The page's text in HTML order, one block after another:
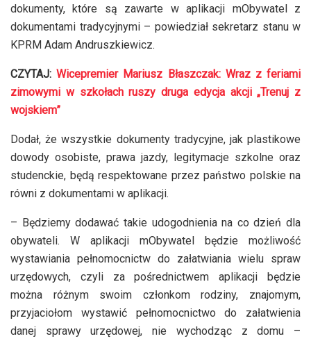
dokumenty, które są zawarte w aplikacji mObywatel z
dokumentami tradycyjnymi – powiedział sekretarz stanu w
KPRM Adam Andruszkiewicz.
CZYTAJ:Wicepremier Mariusz Błaszczak: Wraz z feriami
zimowymi w szkołach ruszy druga edycja akcji „Trenuj z
wojskiem”
Dodał, że wszystkie dokumenty tradycyjne, jak plastikowe
dowody osobiste, prawa jazdy, legitymacje szkolne oraz
studenckie, będą respektowane przez państwo polskie na
równi z dokumentami w aplikacji.
– Będziemy dodawać takie udogodnienia na co dzień dla
obywateli. W aplikacji mObywatel będzie możliwość
wystawiania pełnomocnictw do załatwiania wielu spraw
urzędowych, czyli za pośrednictwem aplikacji będzie
można różnym swoim członkom rodziny, znajomym,
przyjaciołom wystawić pełnomocnictwo do załatwienia
danej sprawy urzędowej, nie wychodząc z domu –